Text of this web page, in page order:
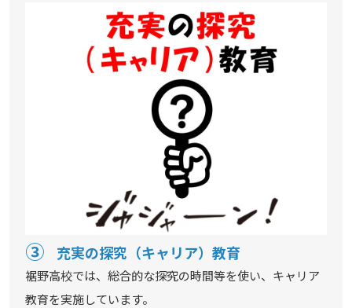
③ 充実の探究（キャリア）教育
裾野高校では、総合的な探究の時間等を使い、キャリア
教育を実施しています。